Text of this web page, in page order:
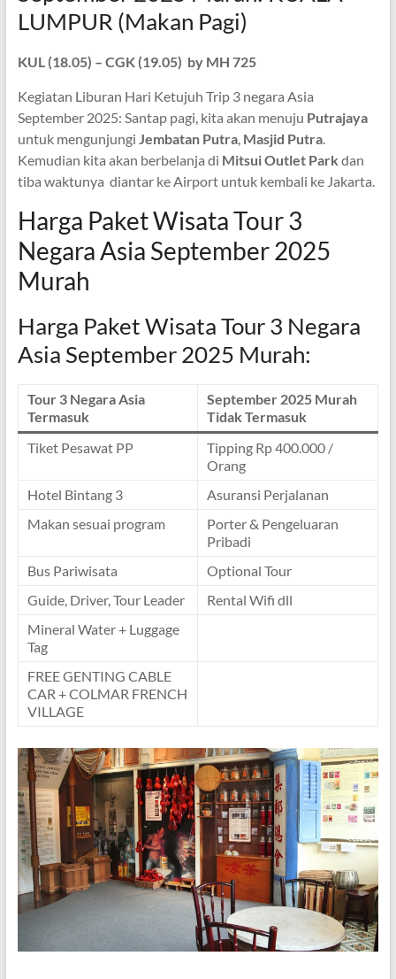
LUMPUR (Makan Pagi)
KUL (18.05) – CGK (19.05) by MH 725
Kegiatan Liburan Hari Ketujuh Trip 3 negara Asia
September 2025: Santap pagi, kita akan menuju Putrajaya
untuk mengunjungi Jembatan Putra, Masjid Putra.
Kemudian kita akan berbelanja di Mitsui Outlet Park dan
tiba waktunya diantar ke Airport untuk kembali ke Jakarta.
Harga Paket Wisata Tour 3
Negara Asia September 2025
Murah
Harga Paket Wisata Tour 3 Negara
Asia September 2025 Murah:
Tour 3 Negara Asia
Termasuk
September 2025 Murah
Tidak Termasuk
Tiket Pesawat PP
Tipping Rp 400.000 /
Orang
Hotel Bintang 3
Asuransi Perjalanan
Makan sesuai program
Porter & Pengeluaran
Pribadi
Bus Pariwisata
Optional Tour
Guide, Driver, Tour Leader
Rental Wifi dll
Mineral Water + Luggage
Tag
FREE GENTING CABLE
CAR + COLMAR FRENCH
VILLAGE